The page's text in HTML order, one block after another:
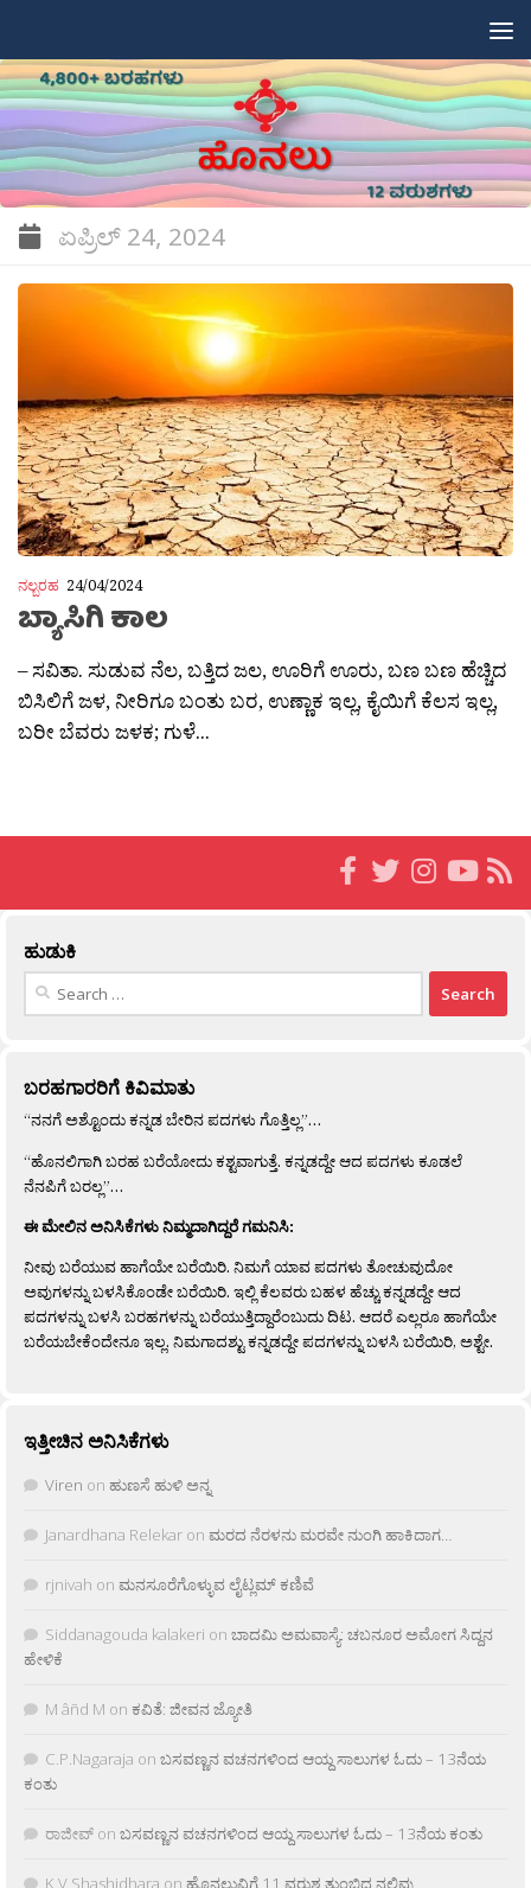
ಏಪ್ರಿಲ್ 24, 2024
ನಲ್ಬರಹ 24/04/2024
ಬ್ಯಾಸಿಗಿ ಕಾಲ
– ಸವಿತಾ. ಸುಡುವ ನೆಲ, ಬತ್ತಿದ ಜಲ, ಊರಿಗೆ ಊರು, ಬಣ ಬಣ ಹೆಚ್ಚಿದ
ಬಿಸಿಲಿಗೆ ಜಳ, ನೀರಿಗೂ ಬಂತು ಬರ, ಉಣ್ಣಾಕ ಇಲ್ಲ, ಕೈಯಿಗೆ ಕೆಲಸ ಇಲ್ಲ,
ಬರೀ ಬೆವರು ಜಳಕ; ಗುಳೆ...
ಹುಡುಕಿ
Search
ಬರಹಗಾರರಿಗೆ ಕಿವಿಮಾತು
“ನನಗೆ ಅಶ್ಟೊಂದು ಕನ್ನಡ ಬೇರಿನ ಪದಗಳು ಗೊತ್ತಿಲ್ಲ”…
“ಹೊನಲಿಗಾಗಿ ಬರಹ ಬರೆಯೋದು ಕಶ್ಟವಾಗುತ್ತೆ. ಕನ್ನಡದ್ದೇ ಆದ ಪದಗಳು ಕೂಡಲೆ
ನೆನಪಿಗೆ ಬರಲ್ಲ”…
ಈ ಮೇಲಿನ ಅನಿಸಿಕೆಗಳು ನಿಮ್ಮದಾಗಿದ್ದರೆ ಗಮನಿಸಿ:
ನೀವು ಬರೆಯುವ ಹಾಗೆಯೇ ಬರೆಯಿರಿ. ನಿಮಗೆ ಯಾವ ಪದಗಳು ತೋಚುವುದೋ
ಅವುಗಳನ್ನು ಬಳಸಿಕೊಂಡೇ ಬರೆಯಿರಿ. ಇಲ್ಲಿ ಕೆಲವರು ಬಹಳ ಹೆಚ್ಚು ಕನ್ನಡದ್ದೇ ಆದ
ಪದಗಳನ್ನು ಬಳಸಿ ಬರಹಗಳನ್ನು ಬರೆಯುತ್ತಿದ್ದಾರೆಂಬುದು ದಿಟ. ಆದರೆ ಎಲ್ಲರೂ ಹಾಗೆಯೇ
ಬರೆಯಬೇಕೆಂದೇನೂ ಇಲ್ಲ. ನಿಮಗಾದಶ್ಟು ಕನ್ನಡದ್ದೇ ಪದಗಳನ್ನು ಬಳಸಿ ಬರೆಯಿರಿ, ಅಶ್ಟೇ.
ಇತ್ತೀಚಿನ ಅನಿಸಿಕೆಗಳು
Viren on ಹುಣಸೆ ಹುಳಿ ಅನ್ನ
Janardhana Relekar on ಮರದ ನೆರಳನು ಮರವೇ ನುಂಗಿ ಹಾಕಿದಾಗ…
rjnivah on ಮನಸೂರೆಗೊಳ್ಳುವ ಲೈಟ್ಲಮ್ ಕಣಿವೆ
Siddanagouda kalakeri on ಬಾದಮಿ ಅಮವಾಸ್ಯೆ: ಚಬನೂರ ಅಮೋಗ ಸಿದ್ದನ
ಹೇಳಿಕೆ
M âñd M on ಕವಿತೆ: ಜೀವನ ಜ್ಯೋತಿ
C.P.Nagaraja on ಬಸವಣ್ಣನ ವಚನಗಳಿಂದ ಆಯ್ದ ಸಾಲುಗಳ ಓದು – 13ನೆಯ
ಕಂತು
ರಾಜೀವ್ on ಬಸವಣ್ಣನ ವಚನಗಳಿಂದ ಆಯ್ದ ಸಾಲುಗಳ ಓದು – 13ನೆಯ ಕಂತು
K.V Shashidhara on ಹೊನಲುವಿಗೆ 11 ವರುಶ ತುಂಬಿದ ನಲಿವು